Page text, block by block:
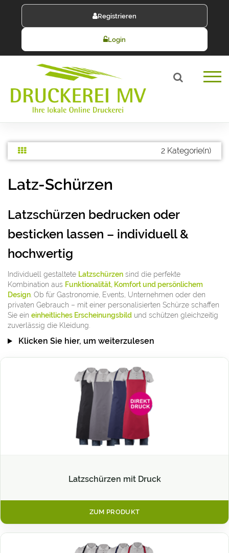
Registrieren
Login
2 Kategorie(n)
Latz-Schürzen
Latzschürzen bedrucken oder
besticken lassen – individuell &
hochwertig
Individuell gestaltete Latzschürzen sind die perfekte
Kombination aus Funktionalität, Komfort und persönlichem
Design . Ob für Gastronomie, Events, Unternehmen oder den
privaten Gebrauch – mit einer personalisierten Schürze schaffen
Sie ein einheitliches Erscheinungsbild und schützen gleichzeitig
zuverlässig die Kleidung.
Klicken Sie hier, um weiterzulesen
Latzschürzen mit Druck
ZUM PRODUKT